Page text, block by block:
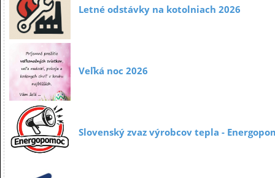
Letné odstávky na kotolniach 2026
Veľká noc 2026
Slovenský zvaz výrobcov tepla -